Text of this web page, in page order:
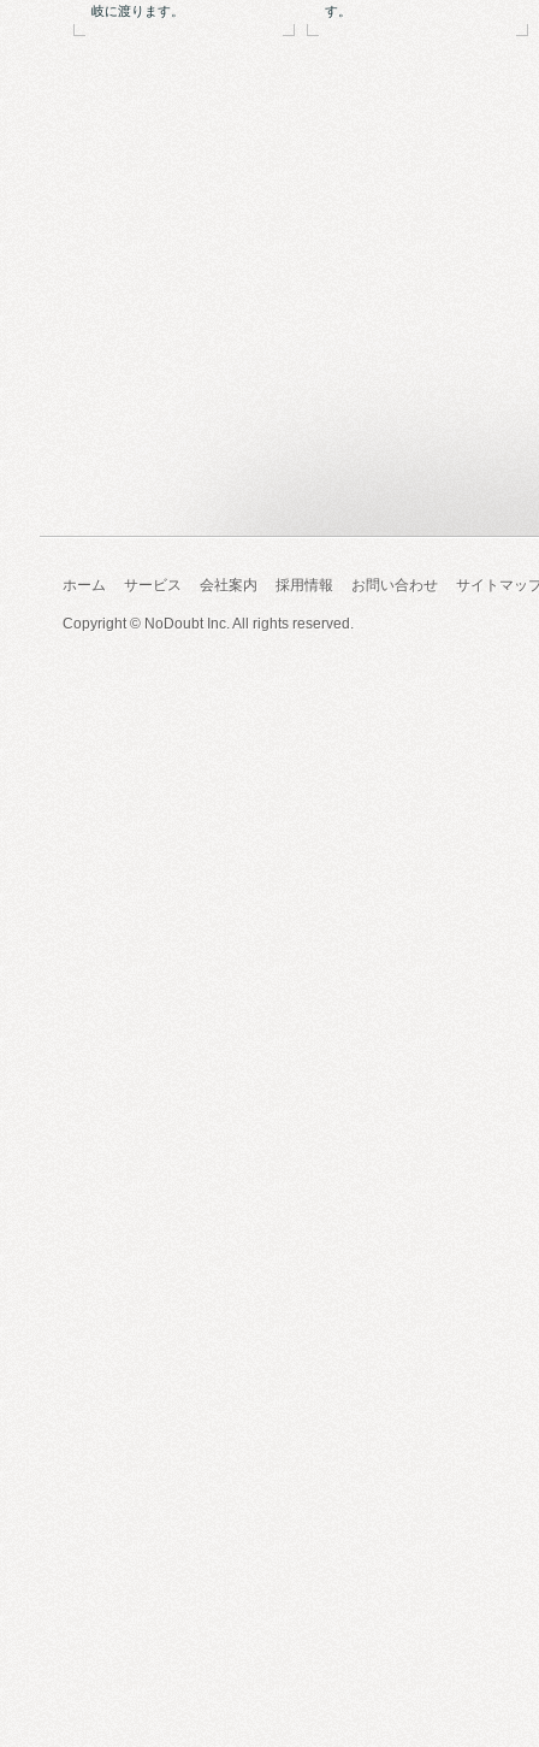
岐に渡ります。
す。
ホーム サービス 会社案内 採用情報 お問い合わせ サイトマッ
Copyright © NoDoubt Inc. All rights reserved.